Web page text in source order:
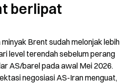
berlipat
Brent sudah melonjak lebih
level terendah sebelum perang
AS/barel pada awal Mei 2026.
negosiasi AS-Iran menguat,